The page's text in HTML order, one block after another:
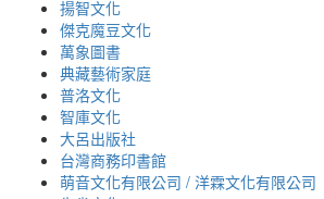
揚智文化
傑克魔豆文化
萬象圖書
典藏藝術家庭
普洛文化
智庫文化
大呂出版社
台灣商務印書館
萌音文化有限公司 / 洋霖文化有限公司